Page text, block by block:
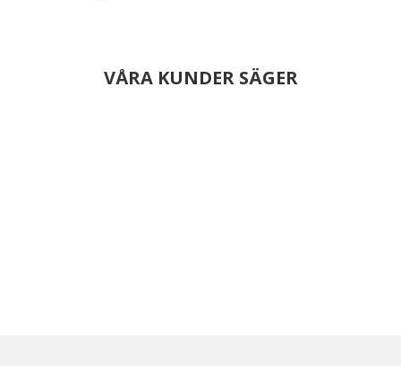
VÅRA KUNDER SÄGER